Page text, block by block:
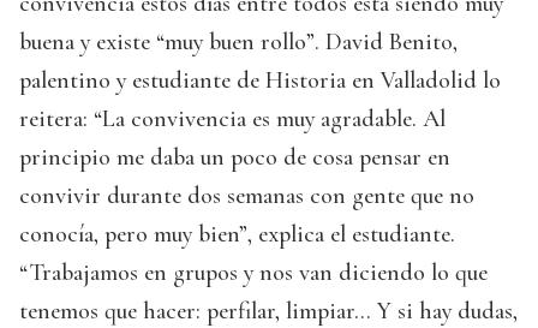
buena y existe “muy buen rollo”. David Benito,
palentino y estudiante de Historia en Valladolid lo
reitera: “La convivencia es muy agradable. Al
principio me daba un poco de cosa pensar en
convivir durante dos semanas con gente que no
conocía, pero muy bien”, explica el estudiante.
“Trabajamos en grupos y nos van diciendo lo que
tenemos que hacer: perfilar, limpiar… Y si hay dudas,